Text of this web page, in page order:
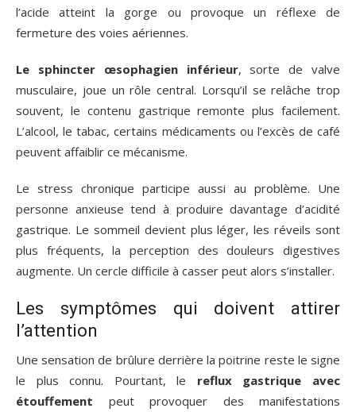
l’acide atteint la gorge ou provoque un réflexe de
fermeture des voies aériennes.
Le sphincter œsophagien inférieur, sorte de valve
musculaire, joue un rôle central. Lorsqu’il se relâche trop
souvent, le contenu gastrique remonte plus facilement.
L’alcool, le tabac, certains médicaments ou l’excès de café
peuvent affaiblir ce mécanisme.
Le stress chronique participe aussi au problème. Une
personne anxieuse tend à produire davantage d’acidité
gastrique. Le sommeil devient plus léger, les réveils sont
plus fréquents, la perception des douleurs digestives
augmente. Un cercle difficile à casser peut alors s’installer.
Les symptômes qui doivent attirer
l’attention
Une sensation de brûlure derrière la poitrine reste le signe
le plus connu. Pourtant, le reflux gastrique avec
étouffement peut provoquer des manifestations